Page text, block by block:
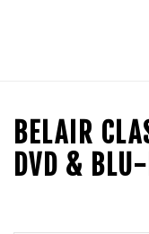
BELAIR
DVD &